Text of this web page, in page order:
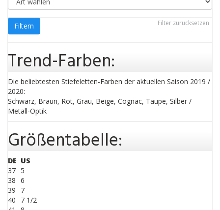
Filter zurücksetzen
Filtern
Trend-Farben:
Die beliebtesten Stiefeletten-Farben der aktuellen Saison 2019 /
2020:
Schwarz, Braun, Rot, Grau, Beige, Cognac, Taupe, Silber /
Metall-Optik
Größentabelle:
DE US
37 5
38 6
39
7
40
7 1/2